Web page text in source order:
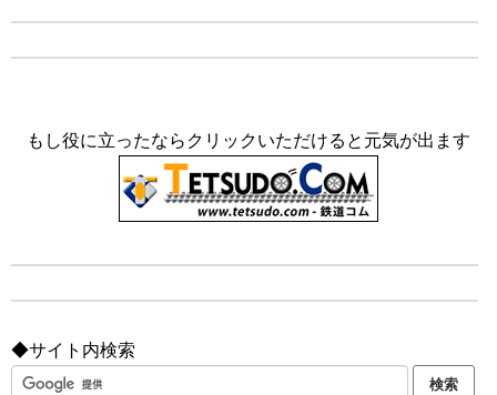
もし役に立ったならクリックいただけると元気が出ます
◆サイト内検索